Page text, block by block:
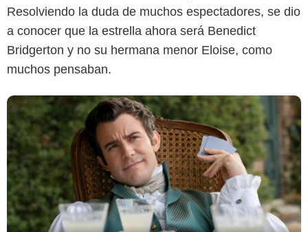
Resolviendo la duda de muchos espectadores, se dio
a conocer que la estrella ahora será Benedict
Bridgerton y no su hermana menor Eloise, como
muchos pensaban.